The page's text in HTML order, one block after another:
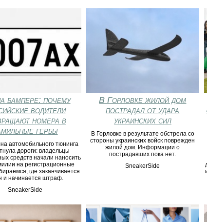
бампере: почему
водители
номера в
гербы
автомобильного тюнинга
дороги: владельцы
средств начали наносить
на регистрационные
где заканчивается
и начинается штраф.
SneakerSide
В Горловке жилой дом
пострадал от удара
украинских сил
В Горловке в результате обстрела со
стороны украинских войск поврежден
жилой дом. Информации о
пострадавших пока нет.
SneakerSide